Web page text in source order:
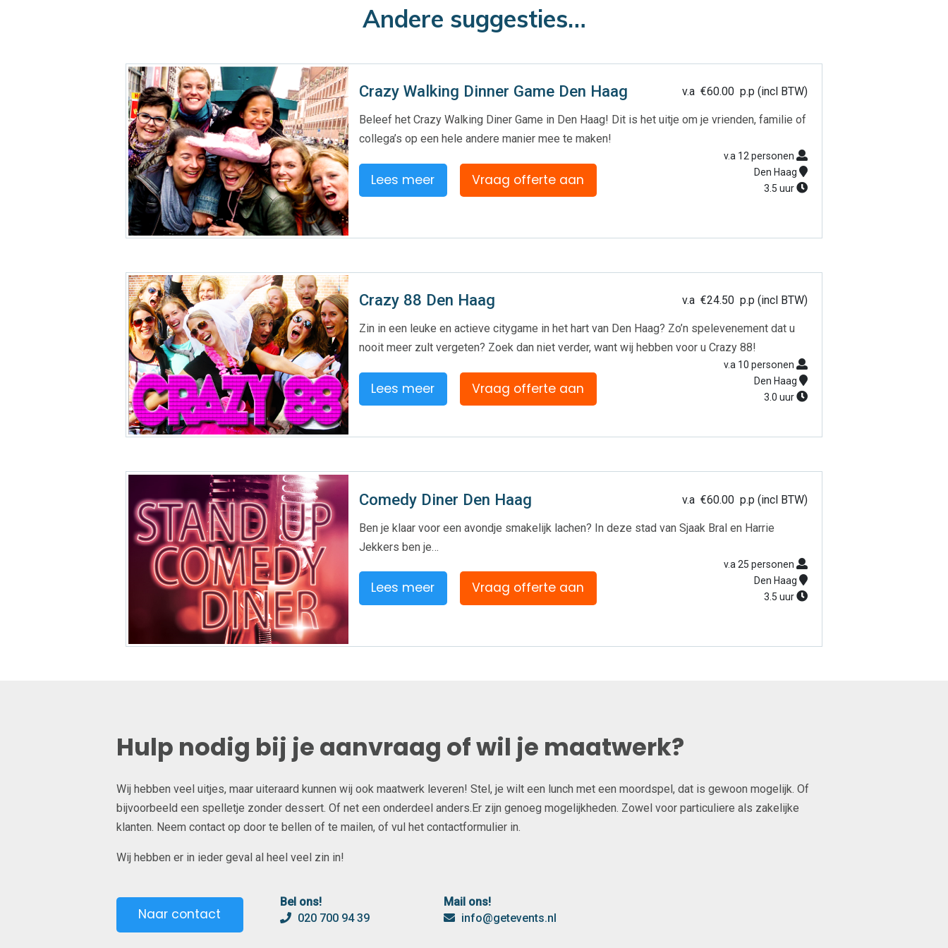
Andere suggesties…
Crazy Walking Dinner Game Den Haag v.a €60.00p.p (incl BTW)
Beleef het Crazy Walking Diner Game in Den Haag! Dit is het uitje om je vrienden, familie of
collega’s op een hele andere manier mee te maken!
v.a 12 personen
Den Haag
3.5 uur
Lees meer Vraag offerte aan
Crazy 88 Den Haag v.a €24.50p.p (incl BTW)
Zin in een leuke en actieve citygame in het hart van Den Haag? Zo’n spelevenement dat u
nooit meer zult vergeten? Zoek dan niet verder, want wij hebben voor u Crazy 88!
v.a 10 personen
Den Haag
3.0 uur
Lees meer Vraag offerte aan
Comedy Diner Den Haag v.a €60.00p.p (incl BTW)
Ben je klaar voor een avondje smakelijk lachen? In deze stad van Sjaak Bral en Harrie
Jekkers ben je…
v.a 25 personen
Den Haag
3.5 uur
Lees meer Vraag offerte aan
Hulp nodig bij je aanvraag of wil je maatwerk?
Wij hebben veel uitjes, maar uiteraard kunnen wij ook maatwerk leveren! Stel, je wilt een lunch met een moordspel, dat is gewoon mogelijk. Of
bijvoorbeeld een spelletje zonder dessert. Of net een onderdeel anders.Er zijn genoeg mogelijkheden. Zowel voor particuliere als zakelijke
klanten. Neem contact op door te bellen of te mailen, of vul het contactformulier in.
Wij hebben er in ieder geval al heel veel zin in!
Naar contact
Bel ons!
020 700 94 39
Mail ons!
info@getevents.nl